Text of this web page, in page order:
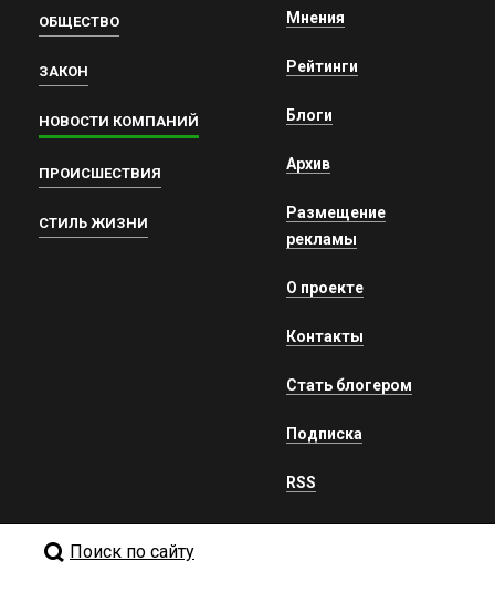
ОБЩЕСТВО
ЗАКОН
НОВОСТИ КОМПАНИЙ
ПРОИСШЕСТВИЯ
СТИЛЬ ЖИЗНИ
Мнения
Рейтинги
Блоги
Архив
Размещение
рекламы
О проекте
Контакты
Стать блогером
Подписка
RSS
Поиск по сайту